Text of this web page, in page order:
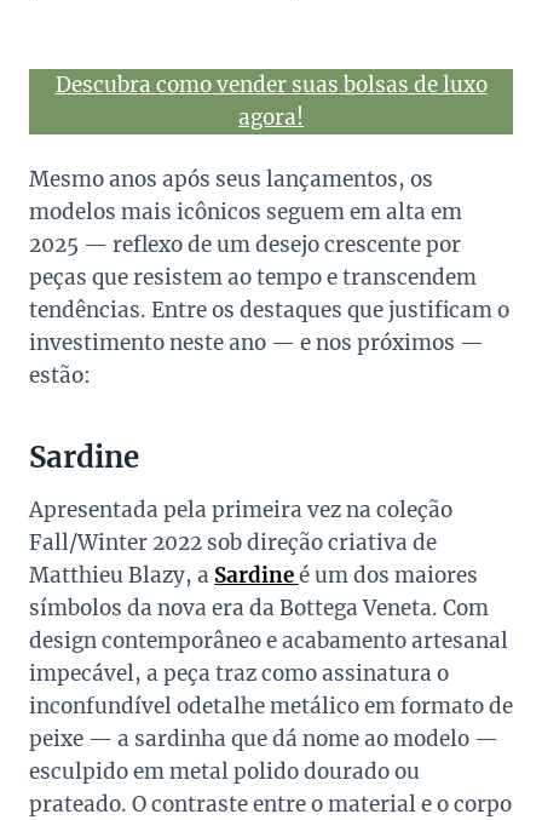
Descubra como vender suas bolsas de luxo
agora!
Mesmo anos após seus lançamentos, os
modelos mais icônicos seguem em alta em
2025 — reflexo de um desejo crescente por
peças que resistem ao tempo e transcendem
tendências. Entre os destaques que justificam o
investimento neste ano — e nos próximos —
estão:
Sardine
Apresentada pela primeira vez na coleção
Fall/Winter 2022 sob direção criativa de
Matthieu Blazy, a Sardineé um dos maiores
símbolos da nova era da Bottega Veneta. Com
design contemporâneo e acabamento artesanal
impecável, a peça traz como assinatura o
inconfundível odetalhe metálico em formato de
peixe — a sardinha que dá nome ao modelo —
esculpido em metal polido dourado ou
prateado. O contraste entre o material e o corpo